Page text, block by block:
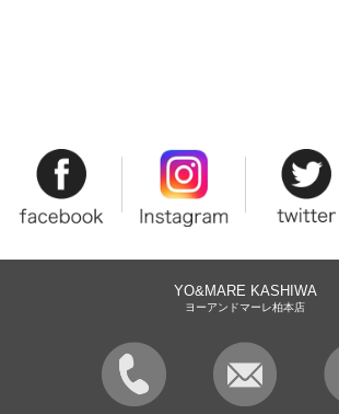
YO&MARE KASHIWA
ヨーアンドマーレ柏本店